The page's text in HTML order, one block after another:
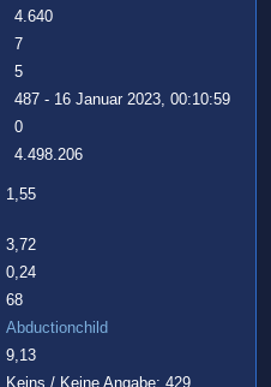
4.640
7
5
487 - 16 Januar 2023, 00:10:59
0
4.498.206
1,55
3,72
0,24
68
Abductionchild
9,13
Keins / Keine Angabe: 429